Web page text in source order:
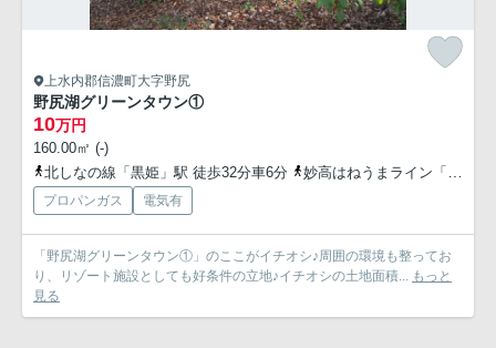
上水内郡信濃町大字野尻
野尻湖グリーンタウン①
10万円
160.00㎡ (-)
北しなの線「黒姫」駅 徒歩32分車6分
妙高はねうまライン「関山」駅 徒歩173分車16分
プロパンガス 電気有
「野尻湖グリーンタウン①」のここがイチオシ♪周囲の環境も整ってお
り、リゾート施設としても好条件の立地♪イチオシの土地面積...
もっと
見る